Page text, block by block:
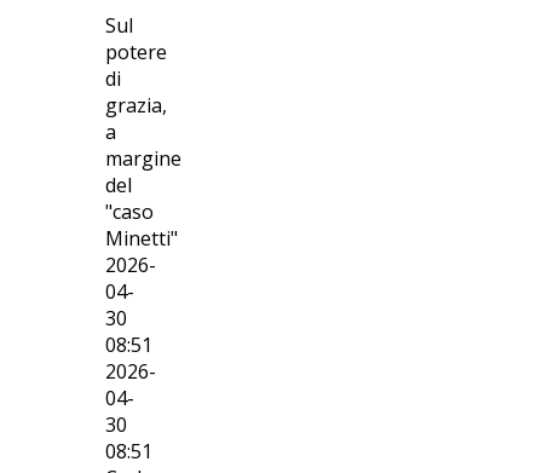
Sul
potere
di
grazia,
a
margine
del
"caso
Minetti"
2026-
04-
30
08:51
2026-
04-
30
08:51